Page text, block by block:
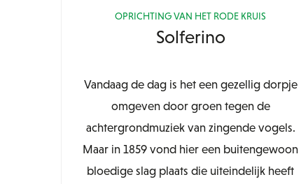
OPRICHTING VAN HET RODE KRUIS
Solferino
Vandaag de dag is het een gezellig dorpje
omgeven door groen tegen de
achtergrondmuziek van zingende vogels.
Maar in 1859 vond hier een buitengewoon
bloedige slag plaats die uiteindelijk heeft